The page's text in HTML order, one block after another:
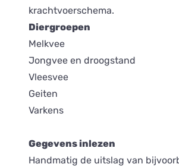
krachtvoerschema.
Diergroepen
Melkvee
Jongvee en droogstand
Vleesvee
Geiten
Varkens
Gegevens inlezen
Handmatig de uitslag van